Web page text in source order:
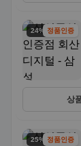
24% 할인정품인증
상
25% 할인정품인증